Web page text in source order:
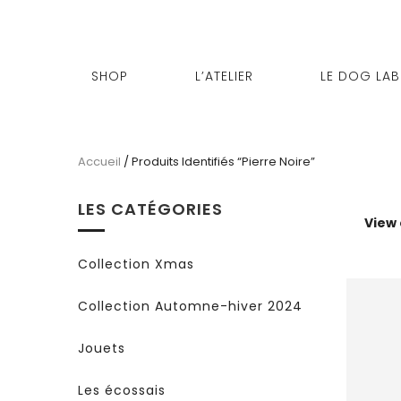
SHOP L’ATELIER LE DOG LAB
Accueil / Produits Identifiés “pierre Noire”
LES CATÉGORIES
Collection Xmas
Collection Automne-hiver 2024
Jouets
Les écossais
View